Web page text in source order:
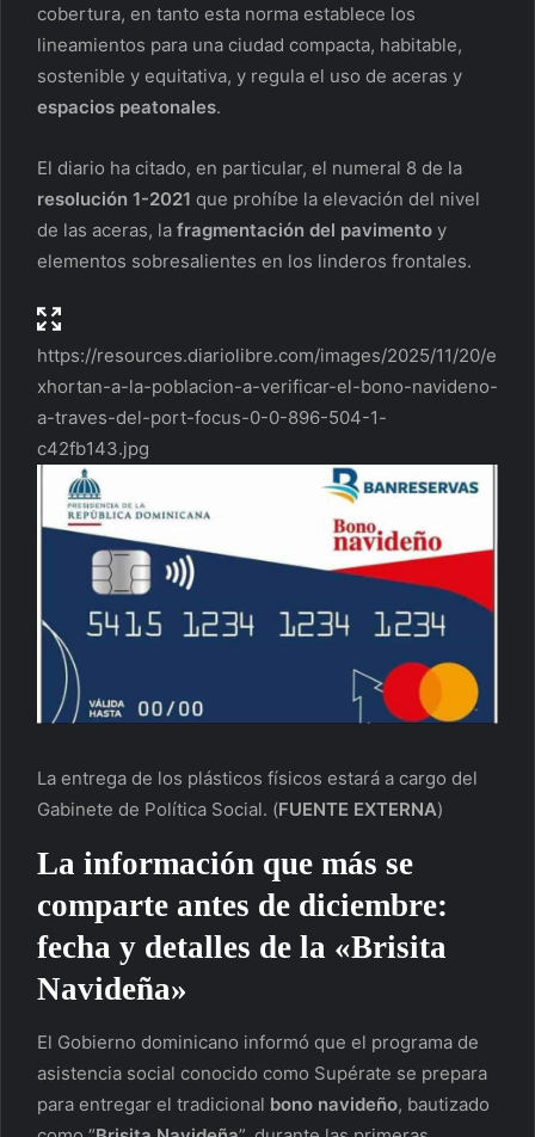
cobertura, en tanto esta norma establece los
lineamientos para una ciudad compacta, habitable,
sostenible y equitativa, y regula el uso de aceras y
espacios peatonales.
El diario ha citado, en particular, el numeral 8 de la
resolución 1-2021 que prohíbe la elevación del nivel
de las aceras, la fragmentación del pavimento y
elementos sobresalientes en los linderos frontales.
https://resources.diariolibre.com/images/2025/11/20/e
xhortan-a-la-poblacion-a-verificar-el-bono-navideno-
a-traves-del-port-focus-0-0-896-504-1-
c42fb143.jpg
La entrega de los plásticos físicos estará a cargo del
Gabinete de Política Social. (FUENTE EXTERNA)
La información que más se
comparte antes de diciembre:
fecha y detalles de la «Brisita
Navideña»
El Gobierno dominicano informó que el programa de
asistencia social conocido como Supérate se prepara
para entregar el tradicional bono navideño, bautizado